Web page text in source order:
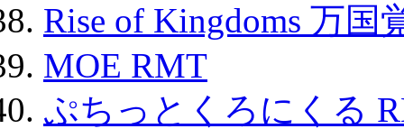
Rise of Kingdoms 万
MOE RMT
ぷちっとくろにくる